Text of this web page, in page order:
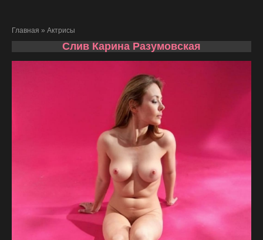
Главная » Актрисы
Слив Карина Разумовская